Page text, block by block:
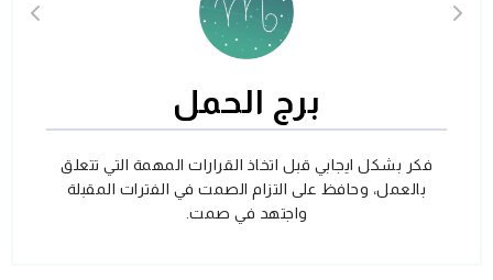
برج الحمل
فكر بشكل ايجابي قبل اتخاذ القرارات المهمة التي تتعلق
بالعمل، وحافظ على التزام الصمت في الفترات المقبلة
واجتهد في صمت.